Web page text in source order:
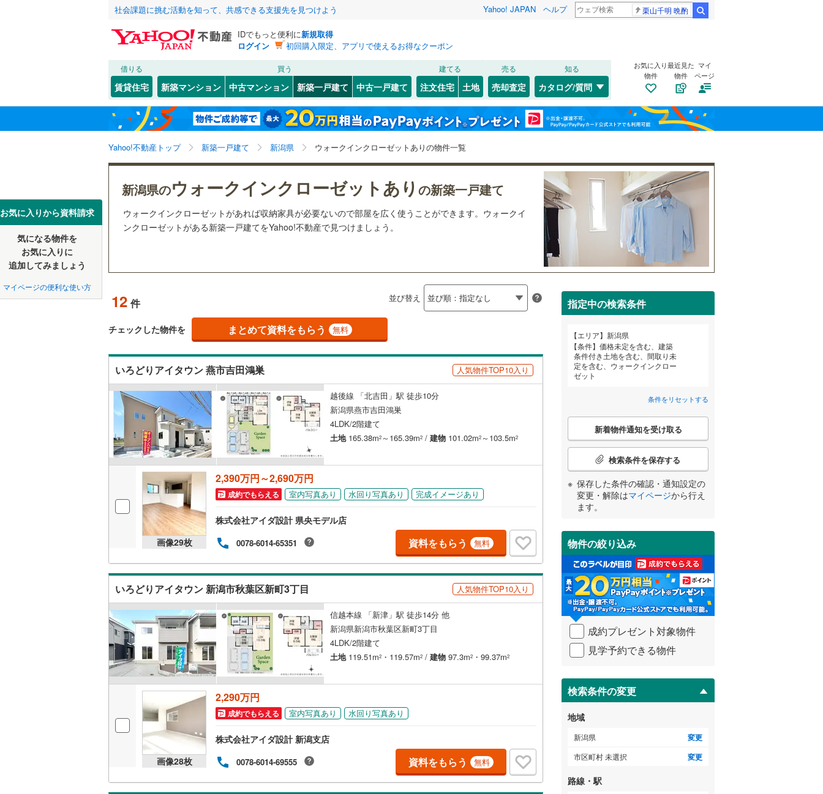
社会課題に挑む活動を知って、共感できる支援先を見つけよう Yahoo! JAPAN ヘルプ 栗山千明 晩酌
IDでもっと便利に新規取得
ログイン
初回購入限定、アプリで使えるお得なクーポン
借りる
賃貸住宅
買う
新築マンション 中古マンション 新築一戸建て 中古一戸建て
建てる
注文住宅 土地
売る
売却査定
知る
カタログ/質問
お気に入り
物件
最近見た
物件
マイ
ページ
Yahoo!不動産トップ 新築一戸建て 新潟県 ウォークインクローゼットありの物件一覧
お気に入りから資料請求
気になる物件を
お気に入りに
追加してみましょう
マイページの便利な使い方
新潟県のウォークインクローゼットあり の新築一戸建て
ウォークインクローゼットがあれば収納家具が必要ないので部屋を広く使うことができます。ウォークイ
ンクローゼットがある新築一戸建てをYahoo!不動産で見つけましょう。
12 件 並び替え
チェックした物件を まとめて資料をもらう 無料
いろどりアイタウン 燕市吉田鴻巣 人気物件TOP10入り
越後線 「北吉田」駅 徒歩10分
新潟県燕市吉田鴻巣
4LDK/2階建て
土地165.38m2～165.39m2 / 建物 101.02m2～103.5m2
画像29枚
2,390万円～2,690万円
成約でもらえる 室内写真あり 水回り写真あり 完成イメージあり
株式会社アイダ設計 県央モデル店
0078-6014-65351 資料をもらう 無料
いろどりアイタウン 新潟市秋葉区新町3丁目 人気物件TOP10入り
信越本線 「新津」駅 徒歩14分 他
新潟県新潟市秋葉区新町3丁目
4LDK/2階建て
土地119.51m2 ・119.57m2 / 建物 97.3m2 ・99.37m2
画像28枚
2,290万円
成約でもらえる 室内写真あり 水回り写真あり
株式会社アイダ設計 新潟支店
0078-6014-69555 資料をもらう 無料
指定中の検索条件
エリア
新潟県
条件
価格未定を含む、建築
条件付き土地を含む、間取り未
定を含む、ウォークインクロー
ゼット
条件をリセットする
こ
検
条
件
受
け
取
る
・
条
件
を
イ
ペ
ジ
に
保
存
す
る
新着物件通知を受け取る
検索条件を保存する
保存した条件の確認・通知設定の
変更・解除はマイページから行え
ます。
物件の絞り込み
成約プレゼント対象物件
見学予約できる物件
検索条件の変更
地域
新潟県 変更
市区町村 未選択 変更
路線・駅
北海道 北海道
東北 青森 岩手 宮城 秋田 山形 福島
関東 東京 神奈川 埼玉 千葉
信越・北陸 新潟 富山
東海 愛知 岐阜 静岡 三重
和歌山
中国 鳥取 島根 岡山 広島 山口
高知
福岡 佐賀 長崎 鹿児島 沖縄
該当物件 0件 この条件で検索する 条件をリセットする
新潟市 北区(0) 東区(2) 中央区(5)
江南区(1) 秋葉区(1) 南区(0)
西区
0 西蒲区(0)
新潟県のそのほ
長岡市 (0) 三条市(1) 柏崎市(0
新発田市(1) 小千谷市(0) 加茂市( 0
十日町市 (0) 村上市(0)
魚沼市(0) 南魚沼市(0)
胎内市(0)
三島郡出雲崎町(0)
南魚沼郡湯沢町
中魚沼郡津南町(0) 刈羽郡刈羽村 0)
岩船郡関川村(0) 岩船郡粟島浦村
該当物件 0件 この条件で検索する 条件をリセットする
該当物件 0件 条件をリセットする
JR 上越線(0) 磐越西線(1) 只見線(0)
米坂線(0) 羽越本線(1) 白新線(4)
信越本線(5) 飯山線(0) 越後線(9)
弥彦線 ( ) 大糸線（JR西日本）
北陸新幹線（JR東日本）(0) 北陸新幹線（JR西日本）(0)
イン( 0)
北越急行ほくほく線(0)
該当物件 0件 この条件で検索する 条件をリセットする
該当物件 0件 条件をリセットする
こだわり条件 設備
床暖房（0） オール電化（1） トイレ２か所（11）
駐車場2台以上（11） ビルトインガレージ（0） 太陽光発電システム（2）
ＴＶモニタ付インターホン
（10）
防犯カメラ（ 0）
配置、向き、建ち方、日当たり
前道6m以上（9） （4
LD
（5）
耐震、免震、制震構造
（7）
設計住宅性能評価付き
（7）
住宅性能評価付き （7）
長期優良住宅（7）
大規模（総区画数50戸以上）
立地
最寄りの駅が始発駅 小学校まで1km以内（ 3）
バリアフリー住宅（0 間取り変更可能
平屋・1階建て（0） 3階建て以上（0）
サービスルーム（納戸）
キッチン
独立型キッチン（ 0） 対面キッチン
浴室
浴室乾燥機あり
バルコニー、庭
ウッドデッキあり（0）
該当物件 0件 条件をリセットする
検索条件を保存しました
この検索条件の新着物件通知は、 マイページから設定できます。
保存した条件を見る
新潟県、価格未定を含む、建築条件付き土地を含む、間
取り未定を含む、ウォークインクローゼット
検索条件を保存する
閉じる お気に入りリストを見る
閉じる
閉じる お気に入りリストを見る
閉じる